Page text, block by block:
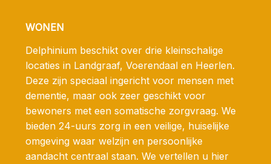
WONEN
Delphinium beschikt over drie kleinschalige
locaties in Landgraaf, Voerendaal en Heerlen.
Deze zijn speciaal ingericht voor mensen met
dementie, maar ook zeer geschikt voor
bewoners met een somatische zorgvraag. We
bieden 24-uurs zorg in een veilige, huiselijke
omgeving waar welzijn en persoonlijke
aandacht centraal staan. We vertellen u hier